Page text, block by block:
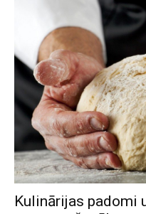
Kulinārijas padomi